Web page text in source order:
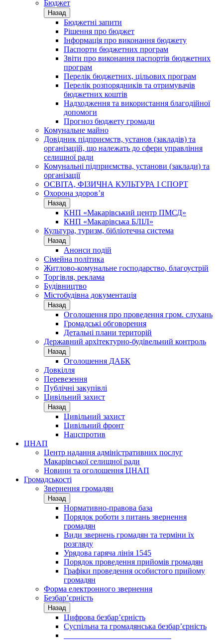
Бюджет
Назад
Бюджетні запити
Рішення про бюджет
Інформація про виконання бюджету
Паспорти бюджетних програм
Звіти про виконання паспортів бюджетних
програм
Перелік бюджетних, цільових програм
Перелік розпорядників та отримувачів
бюджетних коштів
Надходження та використання благодійної
допомоги
Прогноз бюджету громади
Комунальне майно
Довідник підприємств, установ (закладів) та
організацій, що належать до сфери управління
селищної ради
Комунальні підприємства, установи (заклади) та
організації
ОСВІТА, ФІЗИЧНА КУЛЬТУРА І СПОРТ
Охорона здоров’я
Назад
КНП «Макарівський центр ПМСД»
КНП «Макарівська БЛІЛ»
Культура, туризм, бібліотечна система
Назад
Анонси подій
Сімейна політика
Житлово-комунальне господарство, благоустрій
Торгівля, реклама
Будівництво
Містобудівна документація
Назад
Оголошення про проведення гром. слухань
Громадські обговорення
Детальні плани територій
Державний архітектурно-будівельний контроль
Назад
Оголошення ДАБК
Довкілля
Перевезення
Публічні закупівлі
Цивільний захист
Назад
Цивільний захист
Цивільний фронт
Нацспротив
ЦНАП
Центр надання адміністративних послуг
Макарівської селищної ради
Новини та оголошення ЦНАП
Громадськості
Звернення громадян
Назад
Нормативно-правова база
Порядок роботи з питань звернення
громадян
Види звернень громадян та терміни їх
розгляду
Урядова гаряча лінія 1545
Порядок проведення прийомів громадян
Графіки проведення особистого прийому
громадян
Форма електронного звернення
Безбар’єрність
Назад
Цифрова безбар’єрність
Суспільна та громадянська безбар’єрність